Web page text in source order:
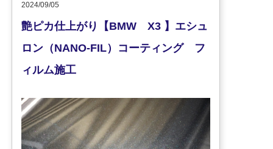
2024/09/05
艶ピカ仕上がり【BMW X3 】エシュ
ロン（NANO-FIL）コーティング フ
ィルム施工